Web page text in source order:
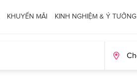
KHUYẾN MÃI KINH NGHIỆM & Ý TƯỞNG